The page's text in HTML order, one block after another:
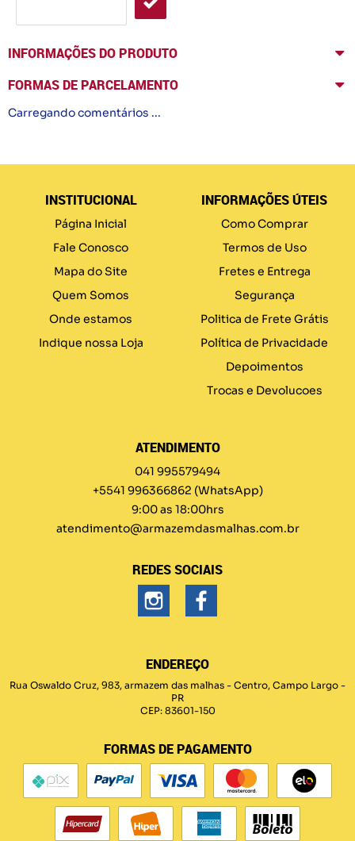
INFORMAÇÕES DO PRODUTO
FORMAS DE PARCELAMENTO
Carregando comentários ...
INSTITUCIONAL
Página Inicial
Fale Conosco
Mapa do Site
Quem Somos
Onde estamos
Indique nossa Loja
INFORMAÇÕES ÚTEIS
Como Comprar
Termos de Uso
Fretes e Entrega
Segurança
Politica de Frete Grátis
Política de Privacidade
Depoimentos
Trocas e Devolucoes
ATENDIMENTO
041 995579494
+5541 996366862 (WhatsApp)
9:00 as 18:00hrs
atendimento@armazemdasmalhas.com.br
REDES SOCIAIS
ENDEREÇO
Rua Oswaldo Cruz, 983, armazem das malhas - Centro, Campo Largo -
PR
CEP: 83601-150
FORMAS DE PAGAMENTO